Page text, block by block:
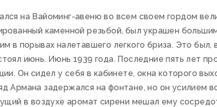
на Вайоминг-авеню во всем своем гордом
каменной резьбой, был украшен
в порывах налетавшего легкого бриза. Это был,
июнь. Июнь 1939 года. Последние пять лет
Он сидел у себя в кабинете, окна которого
Армана задержался на фонтане, но он усилием
в воздухе аромат сирени мешал ему